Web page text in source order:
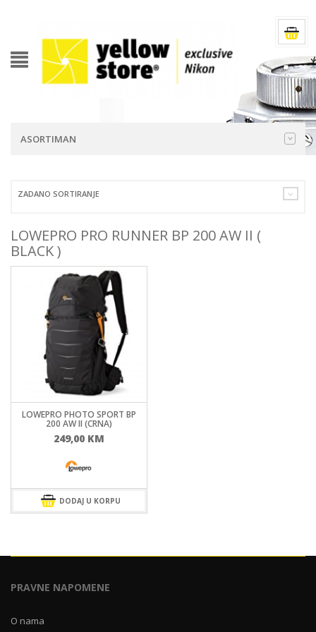
ASORTIMAN
ZADANO SORTIRANJE
LOWEPRO PRO RUNNER BP 200 AW II (
BLACK )
LOWEPRO PHOTO SPORT BP
200 AW II (CRNA)
249,00 KM
DODAJ U KORPU
PRAVNE NAPOMENE
O nama